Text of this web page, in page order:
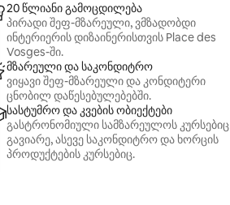
20 წლიანი გამოცდილება
პირადი შეფ-მზარეული, ვმზადობდი
ინტერიერის დიზაინერისთვის Place des
Vosges-ში.
მზარეული და საკონდიტრო
ვიყავი შეფ-მზარეული და კონდიტერი
ცნობილ დაწესებულებებში.
სასტუმრო და კვების ობიექტები
გასტრონომიული სამზარეულოს კურსებიც
გავიარე, ასევე საკონდიტრო და ხორცის
პროდუქტების კურსებიც.